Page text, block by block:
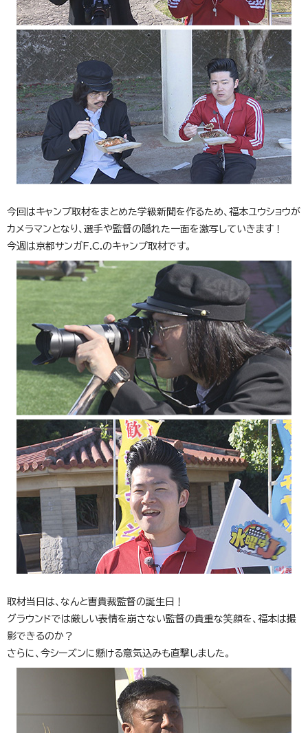
今回はキャンプ取材をまとめた学級新聞を作るため、福本ユウショウが
カメラマンとなり、選手や監督の隠れた一面を激写していきます！
今週は京都サンガF.C.のキャンプ取材です。
取材当日は、なんと曺貴裁監督の誕生日！
グラウンドでは厳しい表情を崩さない監督の貴重な笑顔を、福本は撮
影できるのか？
さらに、今シーズンに懸ける意気込みも直撃しました。